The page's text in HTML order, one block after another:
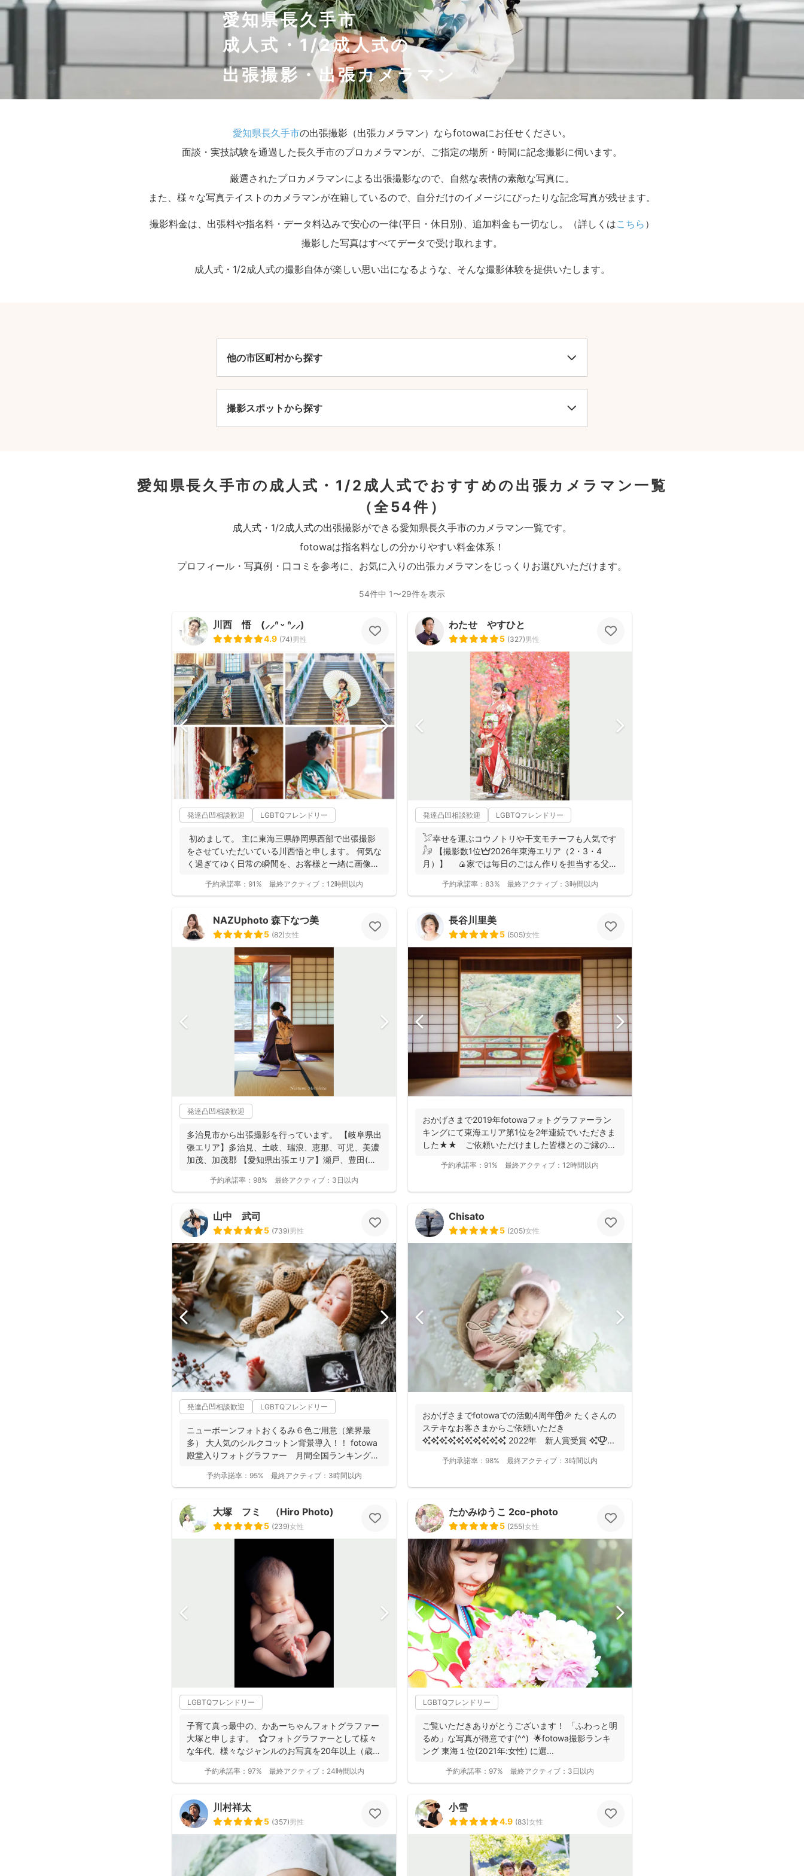
愛知県長久手市
成人式・1/2成人式の
出張撮影・出張カメラマン
愛知県長久手市の出張撮影（出張カメラマン）ならfotowaにお任せください。
面談・実技試験を通過した長久手市のプロカメラマンが、ご指定の場所・時間に記念撮影に伺います。
厳選されたプロカメラマンによる出張撮影なので、自然な表情の素敵な写真に。
また、様々な写真テイストのカメラマンが在籍しているので、自分だけのイメージにぴったりな記念写真が残せます。
撮影料金は、出張料や指名料・データ料込みで安心の一律(平日・休日別)、追加料金も一切なし。（詳しくはこちら ）
撮影した写真はすべてデータで受け取れます。
成人式・1/2成人式の撮影自体が楽しい思い出になるような、そんな撮影体験を提供いたします。
他の市区町村から探す
撮影スポットから探す
愛知県長久手市の成人式・1/2成人式でおすすめの出張カメラマン一覧
（全54件）
成人式・1/2成人式の出張撮影ができる愛知県長久手市のカメラマン一覧です。
fotowaは指名料なしの分かりやすい料金体系！
プロフィール・写真例・口コミを参考に、お気に入りの出張カメラマンをじっくりお選びいただけます。
54件中 1〜29件を表示
川西 悟 (⸝⸝ᐢ ᵕ ᐢ⸝⸝)
4.9 (74)男性
発達凸凹相談歓迎 LGBTQフレンドリー
初めまして。 主に東海三県静岡県西部で出張撮影
をさせていただいている川西悟と申します。 何気な
く過ぎてゆく日常の瞬間を、お客様と一緒に画像と
予約承諾率： 91% 最終アクティブ： 12時間以内
わたせ やすひと
5 (327)男性
発達凸凹相談歓迎 LGBTQフレンドリー
𓅯幸せを運ぶコウノトリや干支モチーフも人気です
𓃗 【撮影数1位👑2026年東海エリア（2・3・4
月）】 🍙家では毎日のごはん作りを担当する父で
予約承諾率： 83% 最終アクティブ： 3時間以内
NAZUphoto 森下なつ美
5 (82)女性
発達凸凹相談歓迎
多治見市から出張撮影を行っています。 【岐阜県出
張エリア】多治見、土岐、瑞浪、恵那、可児、美濃
加茂、加茂郡 【愛知県出張エリア】瀬戸、豊田(北
予約承諾率： 98% 最終アクティブ： 3日以内
長谷川里美
5 (505)女性
おかげさまで2019年fotowaフォトグラファーラン
キングにて東海エリア第1位を2年連続でいただきま
した★★ ご依頼いただけました皆様とのご縁のお
予約承諾率： 91% 最終アクティブ： 12時間以内
山中 武司
5 (739)男性
発達凸凹相談歓迎 LGBTQフレンドリー
ニューボーンフォトおくるみ６色ご用意（業界最
多） 大人気のシルクコットン背景導入！！ fotowa
殿堂入りフォトグラファー 月間全国ランキング１
予約承諾率： 95% 最終アクティブ： 3時間以内
Chisato
5 (205)女性
おかげさまでfotowaでの活動4周年🎁🎉 たくさんの
ステキなお客さまからご依頼いただき
✨✨✨✨✨✨✨✨✨✨ 2022年 新人賞受賞 ✨🏆 ...
予約承諾率： 98% 最終アクティブ： 3時間以内
大塚 フミ （Hiro Photo)
5 (239)女性
LGBTQフレンドリー
子育て真っ最中の、かあーちゃんフォトグラファー
大塚と申します。 ⭐︎フォトグラファーとして様々
な年代、様々なジャンルのお写真を20年以上（歳バ
予約承諾率： 97% 最終アクティブ： 24時間以内
たかみゆうこ 2co-photo
5 (255)女性
LGBTQフレンドリー
ご覧いただきありがとうございます！ 「ふわっと明
るめ」な写真が得意です(^^) 🌟fotowa撮影ランキ
ング 東海１位(2021年:女性) に選...
予約承諾率： 97% 最終アクティブ： 3日以内
川村祥太
5 (357)男性
小雪
4.9 (83)女性